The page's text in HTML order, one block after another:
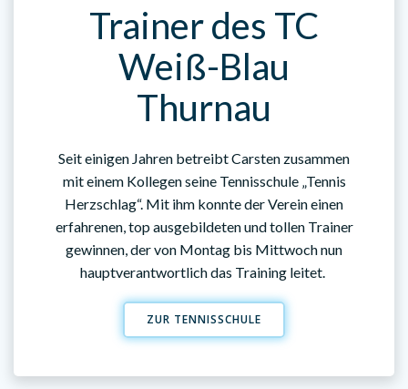
Trainer des TC
Weiß-Blau
Thurnau
Seit einigen Jahren betreibt Carsten zusammen
mit einem Kollegen seine Tennisschule „Tennis
Herzschlag“. Mit ihm konnte der Verein einen
erfahrenen, top ausgebildeten und tollen Trainer
gewinnen, der von Montag bis Mittwoch nun
hauptverantwortlich das Training leitet.
ZUR TENNISSCHULE